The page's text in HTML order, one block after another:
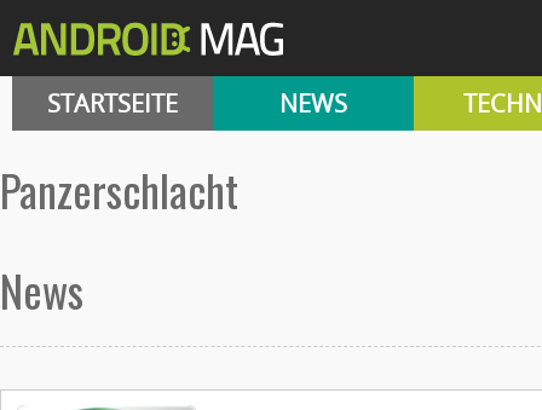
STARTSEITE NEWS
Panzerschlacht
News